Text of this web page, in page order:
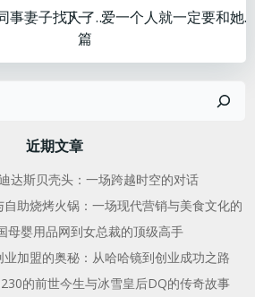
青铜峡市我同事妻子找人了为什么
文
章
航
下一
篇
爱一个人就一定要和她结婚吗
近期文章
达斯贝壳头：一场跨越时空的对话
助烧烤火锅：一场现代营销与美食文化的
母婴用品网到女总裁的顶级高手
加盟的奥秘：从哈哈镜到创业成功之路
的前世今生与冰雪皇后DQ的传奇故事